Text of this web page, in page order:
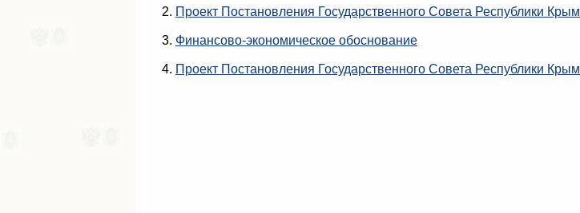
2. Проект Постановления Государственного Совета Республики Крым
3. Финансово-экономическое обоснование
4. Проект Постановления Государственного Совета Республики Крым